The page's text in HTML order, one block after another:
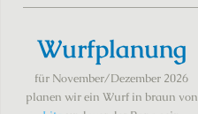
Wurfplanung
für November/Dezember 2026
planen wir ein Wurf in braun von